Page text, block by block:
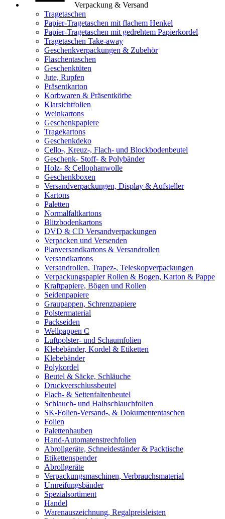
Verpackung & Versand
Tragetaschen
Papier-Tragetaschen mit flachem Henkel
Papier-Tragetaschen mit gedrehtem Papierkordel
Tragetaschen Take-away
Geschenkverpackungen & Zubehör
Flaschentaschen
Geschenktüten
Jute, Rupfen
Präsentkarton
Korbwaren & Präsentkörbe
Klarsichtfolien
Weinkartons
Geschenkpapiere
Tragekartons
Geschenkdeko
Cello-, Kreuz-, Flach- und Blockbodenbeutel
Geschenk- Stoff- & Polybänder
Holz- & Cellophanwolle
Geschenkboxen
Versandverpackungen, Display & Aufsteller
Kartons
Paletten
Normalfaltkartons
Blitzbodenkartons
DVD & CD Versandverpackungen
Verpacken und Versenden
Planversandkartons & Versandrollen
Versandkartons
Versandrollen, Trapez-, Teleskopverpackungen
Verpackungspapier Rollen & Bogen, Karton & Pappe
Kraftpapiere, Bögen und Rollen
Seidenpapiere
Graupappen, Schrenzpapiere
Polstermaterial
Packseiden
Wellpappen C
Luftpolster- und Schaumfolien
Klebebänder, Kordel & Etiketten
Klebebänder
Polykordel
Beutel & Säcke, Schläuche
Druckverschlussbeutel
Flach- & Seitenfaltenbeutel
Schlauch- und Halbschlauchfolien
SK-Folien-Versand-, & Dokumententaschen
Folien
Palettenhauben
Hand-Automatenstrechfolien
Abrollgeräte, Schneideständer & Packtische
Etikettenspender
Abrollgeräte
Verpackungsmaschinen, Verbrauchsmaterial
Umreifungsbänder
Spezialsortiment
Handel
Warenauszeichnung, Regalpreisleisten